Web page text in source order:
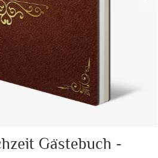
Gästebuch -